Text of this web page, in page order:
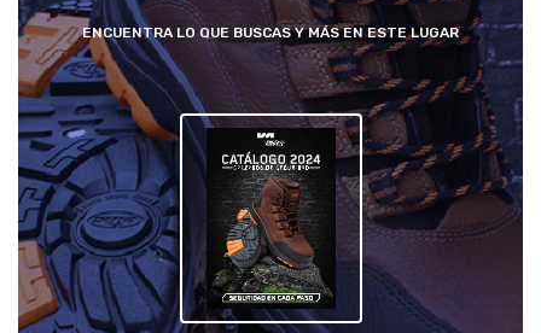
ENCUENTRA LO QUE BUSCAS Y MÁS EN ESTE LUGAR